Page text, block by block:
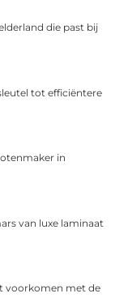
die past bij
tot efficiëntere
in
van luxe laminaat
voorkomen met de